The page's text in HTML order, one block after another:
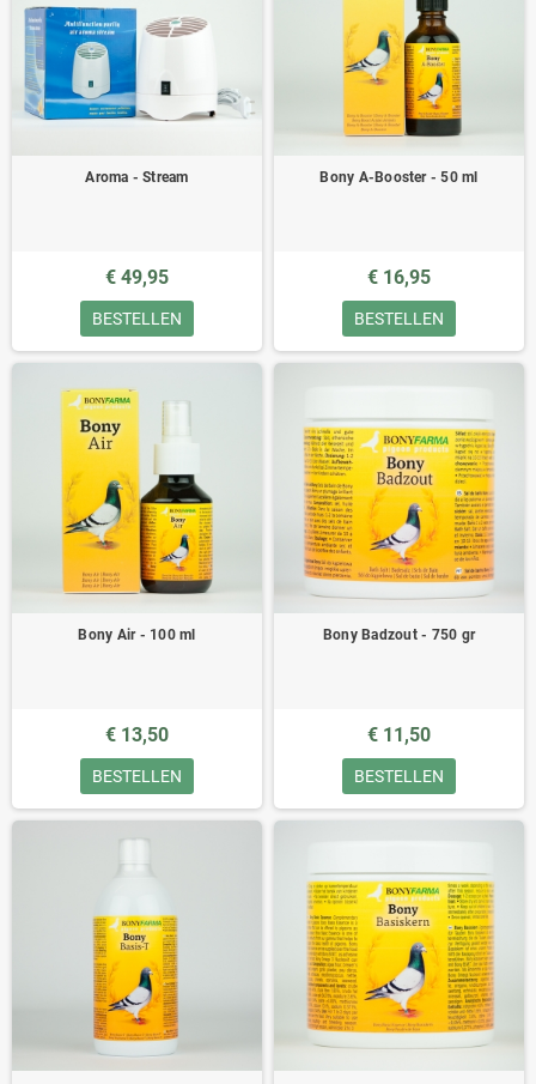
- Bacteriologisch onderzoeken (o.a. Salmonella, E. Coli etc.)
- Viraal onderzoek (o.a. Paramyxo, Adeno, Rota etc.)
- Chlamydeaondezoek
- Bloedonderzoek
- Keeluitstrijkjes en cloacauitstrijkjes
Wellicht is het raadzaam indien u onze kliniek voor onderzoek wilt
bezoeken, dat u van te voren een afspraak maakt zodat er meer tijd is om op
de problemen in te gaan.
www.pigeonvetcenter.com
Aroma - Stream
€ 49,95
BESTELLEN
Bony A-Booster - 50 ml
€ 16,95
BESTELLEN
Bony Air - 100 ml
€ 13,50
BESTELLEN
Bony Badzout - 750 gr
€ 11,50
BESTELLEN